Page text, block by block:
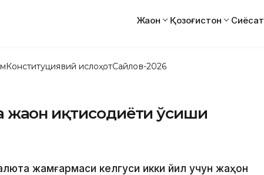
Жаҳон Қозоғистон Сиёсат
Конституциявий ислоҳотСайлов-2026
иқтисодиёти ўсиши
жамғармаси келгуси икки йил учун жаҳон